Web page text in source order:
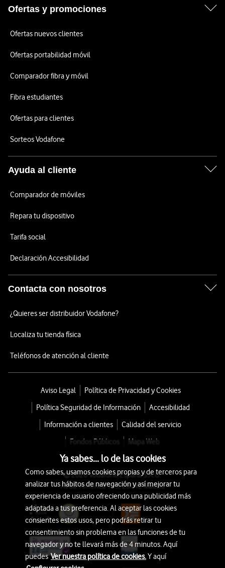
Ofertas y promociones
Ofertas nuevos clientes
Ofertas portabilidad móvil
Comparador fibra y móvil
Fibra estudiantes
Ofertas para clientes
Sorteos Vodafone
Ayuda al cliente
Comparador de móviles
Repara tu dispositivo
Tarifa social
Declaración Accesibilidad
Contacta con nosotros
¿Quieres ser distribuidor Vodafone?
Localiza tu tienda física
Teléfonos de atención al cliente
Aviso Legal
Política de Privacidad y Cookies
Política Seguridad de Información
Accesibilidad
Información a clientes
Calidad del servicio
Fondos Públicos
Mapa Web
© 2026 Vodafone España S.A.U.
Avda. América 115, 28042 Madrid
Ya sabes... lo de las cookies
Como sabes, usamos cookies propias y de terceros para
analizar tus hábitos de navegación y así mejorar tu
experiencia de usuario ofreciendo una publicidad más
adaptada a tus preferencia. Al aceptar las cookies
consientes estos usos, pero podrás retirar tu
consentimiento sin problema en las funciones de tu
navegador y no te llevará más de 4 minutos. Aquí
puedesVer nuestra política de cookies.Y aquí